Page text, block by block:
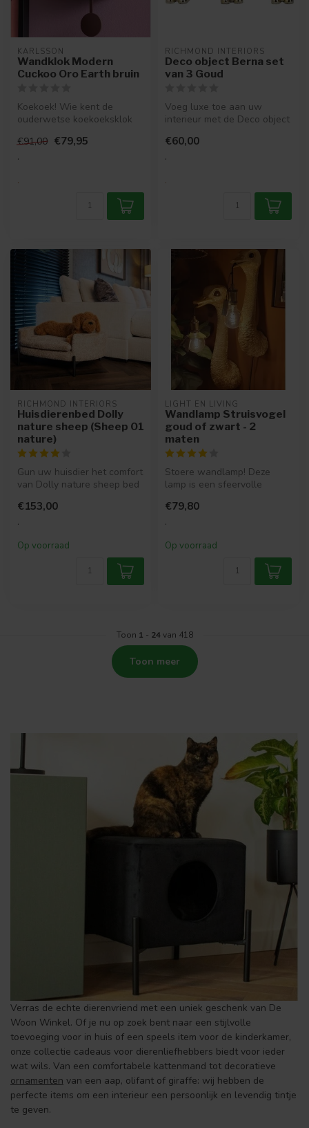
KARLSSON
Wandklok Modern
Cuckoo Oro Earth bruin
Koekoek! Wie kent de
ouderwetse koekoeksklok
traditionele ...
€91,00 €79,95
.
.
RICHMOND INTERIORS
Deco object Berna set
van 3 Goud
Voeg luxe toe aan uw
interieur met de Deco object
Elegant,...
€60,00
.
.
RICHMOND INTERIORS
Huisdierenbed Dolly
nature sheep (Sheep 01
nature)
Gun uw huisdier het comfort
van Dolly nature sheep bed
€153,00
.
Op voorraad
LIGHT EN LIVING
Wandlamp Struisvogel
goud of zwart - 2
maten
Stoere wandlamp! Deze
lamp is een sfeervolle
Met een...
€79,80
.
Op voorraad
Toon 1 - 24van 418
Toon meer
Verras de echte dierenvriend met een uniek geschenk van De
Woon Winkel. Of je nu op zoek bent naar een stijlvolle
toevoeging voor in huis of een speels item voor de kinderkamer,
onze collectie cadeaus voor dierenliefhebbers biedt voor ieder
wat wils. Van een comfortabele kattenmand tot decoratieve
ornamenten van een aap, olifant of giraffe: wij hebben de
perfecte items om een interieur een persoonlijk en levendig tintje
te geven.